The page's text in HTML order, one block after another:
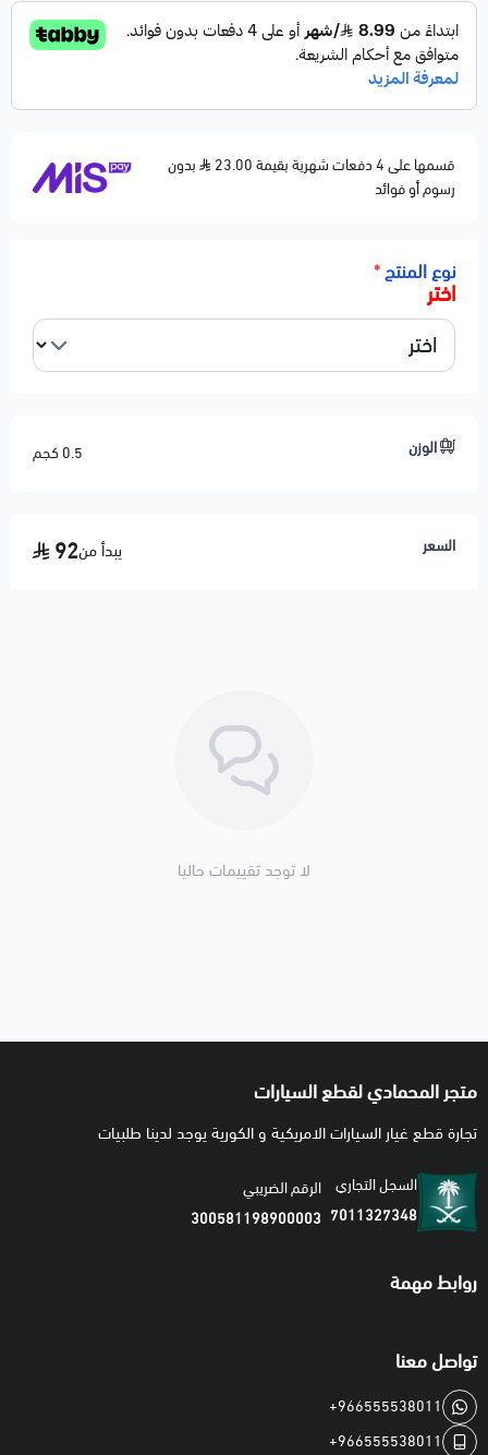
قسمها على 4 دفعات شهرية بقيمة 23.00
بدون
رسوم أو فوائد
نوع المنتج*
اختر
الوزن 0.5 كجم
السعر يبدأ من92
لا توجد تقييمات حاليا
متجر المحمادي لقطع السيارات
تجارة قطع غيار السيارات الامريكية و الكورية يوجد لدينا طلبيات
السجل التجاري
7011327348
الرقم الضريبي
300581198900003
روابط مهمة
تواصل معنا
+966555538011
+966555538011